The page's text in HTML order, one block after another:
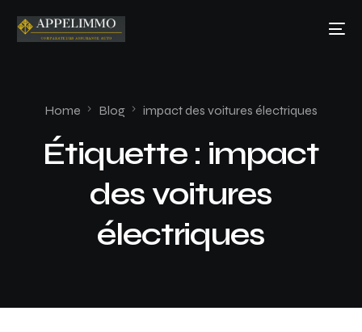
Home Blog impact des voitures électriques
Étiquette : impact
des voitures
électriques